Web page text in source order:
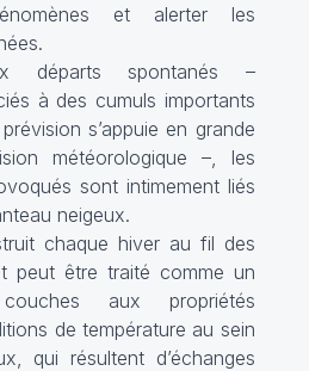
et alerter les
départs spontanés –
à des cumuls importants
s’appuie en grande
météorologique –, les
sont intimement liés
neigeux.
chaque hiver au fil des
peut être traité comme un
aux propriétés
de température au sein
qui résultent d’échanges